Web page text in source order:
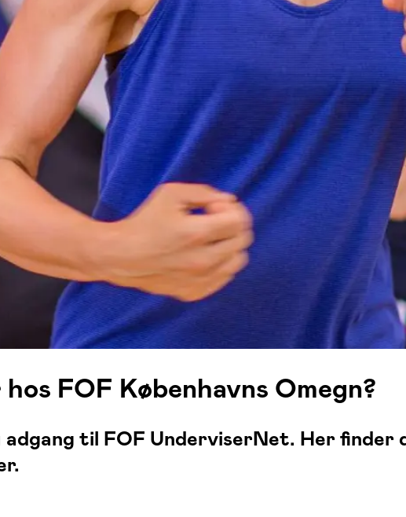
FOF Københavns Omegn?
til FOF UnderviserNet. Her finder